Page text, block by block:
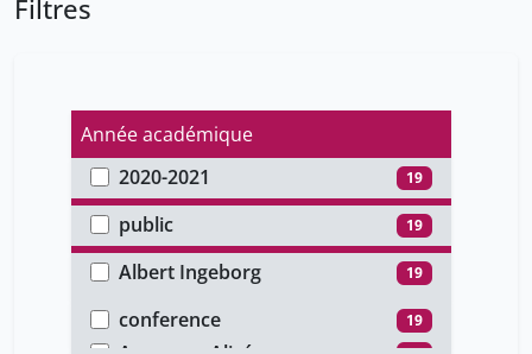
Filtres
Année académique
2020-2021
19
Type d'accès
public
19
Auteur
Albert ​Ingeborg
19
Anderson ​Samantha 19
Type de document
conference
19
Faculté